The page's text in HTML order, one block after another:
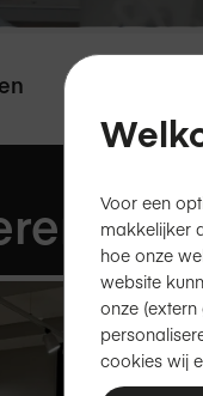
in
Voor een
makkelijker
hoe onze
website
onze
cookies wij